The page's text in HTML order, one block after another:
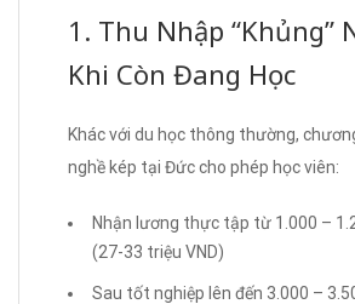
1. Thu Nhập “Khủng”
Khi Còn Đang Học
Khác với du học thông thường,
nghề kép tại Đức cho phép học viên:
Nhận lương thực tập từ 1.000 –
(27-33 triệu VND)
Sau tốt nghiệp lên đến 3.000 –